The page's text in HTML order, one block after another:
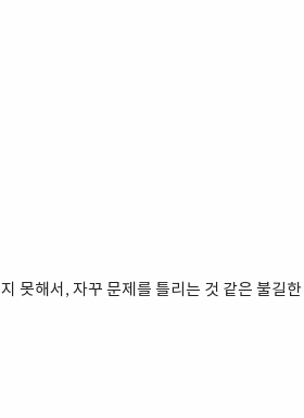
못해서, 자꾸 문제를 틀리는 것 같은 불길한